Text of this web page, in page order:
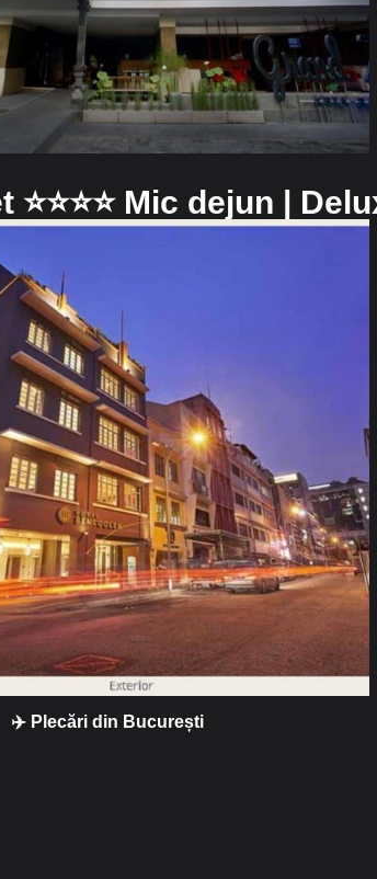
Mic dejun |
✈️ Plecări din București